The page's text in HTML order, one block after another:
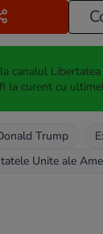
canalul
la curent cu
Trump
Unite ale